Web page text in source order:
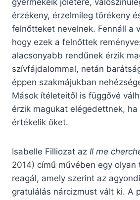
gyermekeik jólétére,
érzékeny, érzelmileg törékeny
felnőtteket nevelnek. Fennáll a
hogy ezek a felnőttek
alacsonyabb rendűnek érzik
szívfájdalommal, netán
éppen szakmájukban
Mások ítéleteitől is függővé
érzik magukat elégedettnek,
értékelik őket.
Isabelle Filliozat az Il me
2014) című művében egy olyan
reagál, amely szerint az
gratulálás nárcizmust vált ki. A